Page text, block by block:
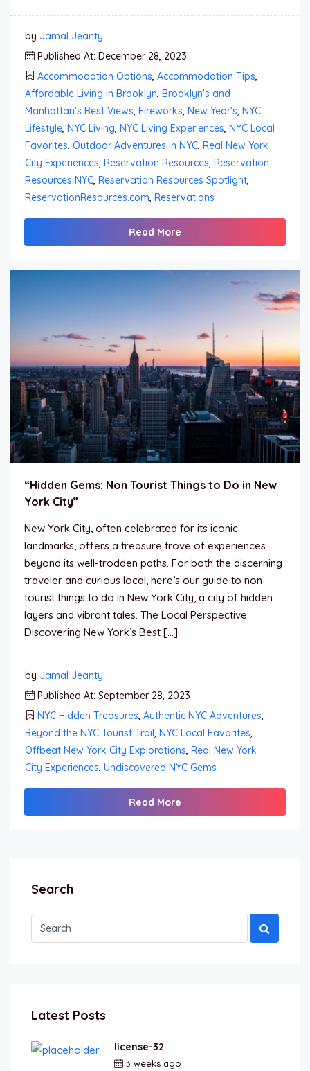
by Jamal Jeanty
Published At: December 28, 2023
Accommodation Options, Accommodation Tips,
Affordable Living in Brooklyn, Brooklyn's and
Manhattan's Best Views, Fireworks, New Year's, NYC
Lifestyle, NYC Living, NYC Living Experiences, NYC Local
Favorites, Outdoor Adventures in NYC, Real New York
City Experiences, Reservation Resources, Reservation
Resources NYC, Reservation Resources Spotlight,
ReservationResources.com, Reservations
Read More
“Hidden Gems: Non Tourist Things to Do in New
York City”
New York City, often celebrated for its iconic
landmarks, offers a treasure trove of experiences
beyond its well-trodden paths. For both the discerning
traveler and curious local, here’s our guide to non
tourist things to do in New York City, a city of hidden
layers and vibrant tales. The Local Perspective:
Discovering New York’s Best […]
by Jamal Jeanty
Published At: September 28, 2023
NYC Hidden Treasures, Authentic NYC Adventures,
Beyond the NYC Tourist Trail, NYC Local Favorites,
Offbeat New York City Explorations, Real New York
City Experiences, Undiscovered NYC Gems
Read More
Search
Latest Posts
license-32
3 weeks ago